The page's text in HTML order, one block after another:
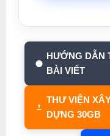
HƯỚNG DẪN
BÀI VIẾT
THƯ VIỆN
DỰNG 30GB